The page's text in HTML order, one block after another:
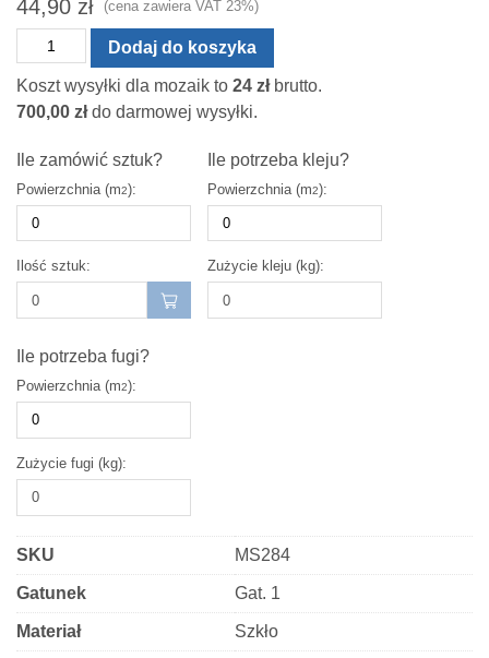
44,90 zł (cena zawiera VAT 23%)
ilość
Mozaika
szklana
milky
30x30
cm
Dodaj do koszyka
Koszt wysyłki dla mozaik to 24 złbrutto.
700,00 złdo darmowej wysyłki.
Ile zamówić sztuk?
Powierzchnia (m2):
Ilość sztuk:
Ile potrzeba kleju?
Powierzchnia (m2):
Zużycie kleju (kg):
Ile potrzeba fugi?
Powierzchnia (m2):
Zużycie fugi (kg):
SKU MS284
Gatunek Gat. 1
Materiał Szkło